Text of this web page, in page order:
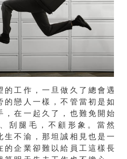
的工作，一旦做久了總會遇
的戀人一樣，不管當初是如
，在一起久了，也難免開始
刮腿毛，不顧形象。當然
生不渝，那坦誠相見也是一
的企業卻難以給員工這樣長